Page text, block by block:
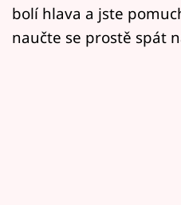
Přihlášení
bolí hlava a jste
naučte se prostě spát